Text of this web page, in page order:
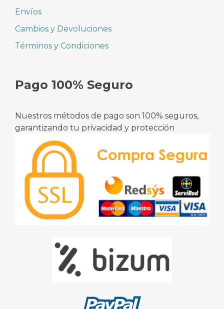
Envíos
Cambios y Devoluciones
Términos y Condiciones
Pago 100% Seguro
Nuestros métodos de pago son 100% seguros,
garantizando tu privacidad y protección